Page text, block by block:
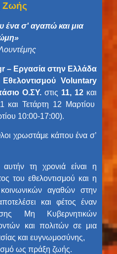
Ζωής
ένα σ' αγαπώ και μια
– Εργασία στην Ελλάδα
Εθελοντισμού Voluntary
Ο.ΣΥ. στις 11, 12 και
και Τετάρτη 12 Μαρτίου
10:00-17:00).
χρωστάμε κάπου ένα σ’
τη χρονιά είναι η
του εθελοντισμού και η
αγαθών στην
και φέτος έναν
Μη Κυβερνητικών
και πολιτών σε μια
και ευγνωμοσύνης,
ως πράξη ζωής.